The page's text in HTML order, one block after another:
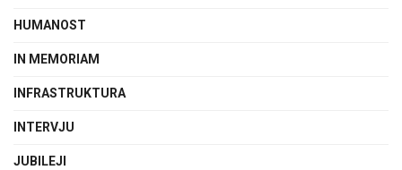
HUMANOST
IN MEMORIAM
INFRASTRUKTURA
INTERVJU
JUBILEJI